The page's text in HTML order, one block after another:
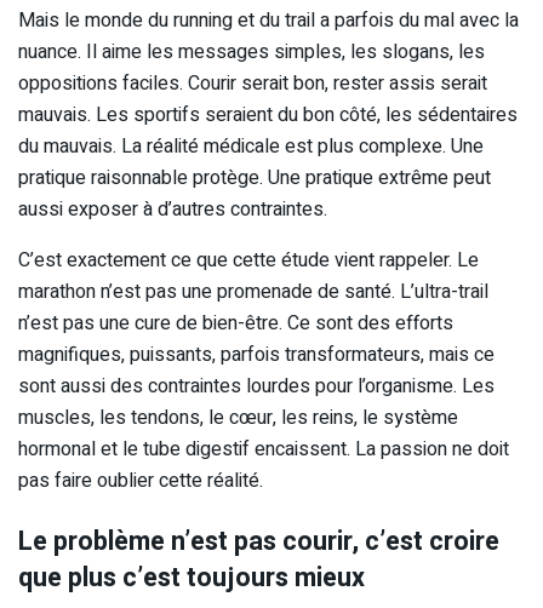
Mais le monde du running et du trail a parfois du mal avec la
nuance. Il aime les messages simples, les slogans, les
oppositions faciles. Courir serait bon, rester assis serait
mauvais. Les sportifs seraient du bon côté, les sédentaires
du mauvais. La réalité médicale est plus complexe. Une
pratique raisonnable protège. Une pratique extrême peut
aussi exposer à d’autres contraintes.
C’est exactement ce que cette étude vient rappeler. Le
marathon n’est pas une promenade de santé. L’ultra-trail
n’est pas une cure de bien-être. Ce sont des efforts
magnifiques, puissants, parfois transformateurs, mais ce
sont aussi des contraintes lourdes pour l’organisme. Les
muscles, les tendons, le cœur, les reins, le système
hormonal et le tube digestif encaissent. La passion ne doit
pas faire oublier cette réalité.
Le problème n’est pas courir, c’est croire
que plus c’est toujours mieux